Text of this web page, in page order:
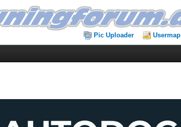
Pic Uploader Usermap